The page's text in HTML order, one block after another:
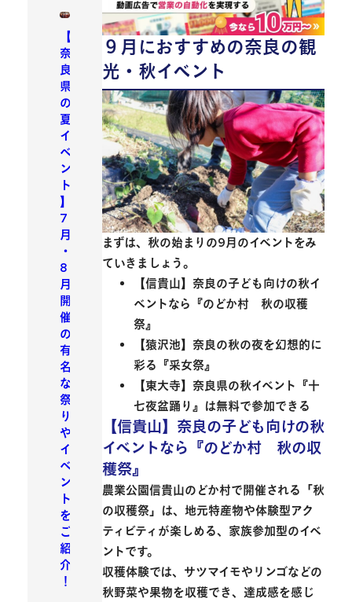
９月におすすめの奈良の観
光・秋イベント
まずは、秋の始まりの9月のイベントをみ
ていきましょう。
【信貴山】奈良の子ども向けの秋イ
ベントなら『のどか村 秋の収穫
祭』
【猿沢池】奈良の秋の夜を幻想的に
彩る『采女祭』
【東大寺】奈良県の秋イベント『十
七夜盆踊り』は無料で参加できる
【信貴山】奈良の子ども向けの秋
イベントなら『のどか村 秋の収
穫祭』
農業公園信貴山のどか村で開催される 「秋
の収穫祭」 は、地元特産物や体験型アク
ティビティが楽しめる、家族参加型のイベ
ントです。
収穫体験では、サツマイモやリンゴなどの
秋野菜や果物を収穫でき、達成感を感じ
【
奈
良
県
の
夏
イ
ベ
ン
ト
】
7
月
・
8
月
開
催
の
有
名
な
祭
り
や
イ
ベ
ン
ト
を
ご
紹
介
！